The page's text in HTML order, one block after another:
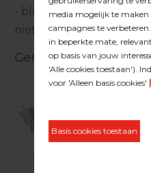
- blijft soepel in koude
niet
Gerelateerde